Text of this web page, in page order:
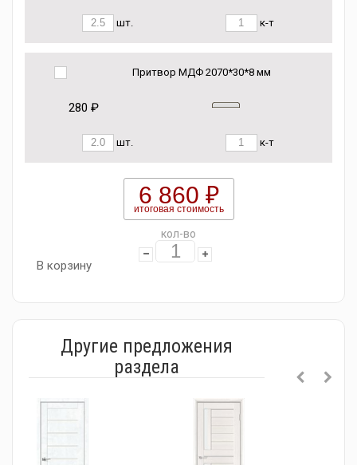
шт. к-т
Притвор МДФ 2070*30*8 мм
280 ₽
шт. к-т
6 860 ₽
итоговая стоимость
кол-во
В корзину
Другие предложения
раздела